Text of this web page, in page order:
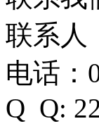
联系人
电话：
Q Q: